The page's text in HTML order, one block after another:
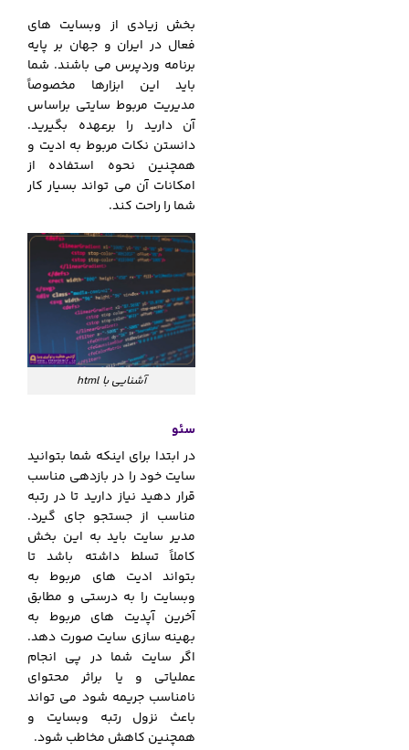
بخش زیادی از وبسایت های
فعال در ایران و جهان بر پایه
برنامه وردپرس می باشند. شما
باید این ابزارها مخصوصاً
مدیریت مربوط سایتی براساس
آن دارید را برعهده بگیرید.
دانستن نکات مربوط به ادیت و
همچنین نحوه استفاده از
امکانات آن می تواند بسیار کار
شما را راحت کند.
آشنایی با html
سئو
در ابتدا برای اینکه شما بتوانید
سایت خود را در بازدهی مناسب
قرار دهید نیاز دارید تا در رتبه
مناسب از جستجو جای گیرد.
مدیر سایت باید به این بخش
کاملاً تسلط داشته باشد تا
بتواند ادیت های مربوط به
وبسایت را به درستی و مطابق
آخرین آپدیت های مربوط به
بهینه سازی سایت صورت دهد.
اگر سایت شما در پی انجام
عملیاتی و یا براثر محتوای
نامناسب جریمه شود می تواند
باعث نزول رتبه وبسایت و
همچنین کاهش مخاطب شود.